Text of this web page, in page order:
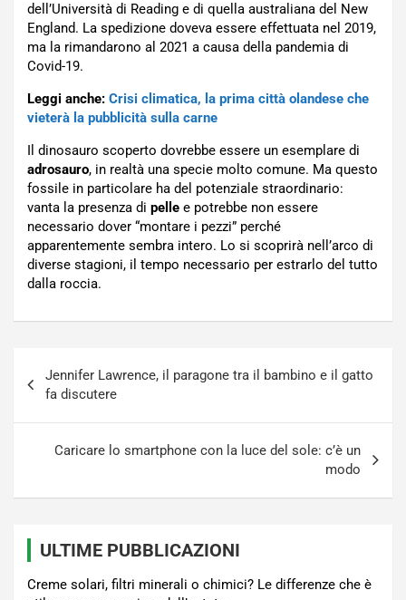
dell’Università di Reading e di quella australiana del New
England. La spedizione doveva essere effettuata nel 2019,
ma la rimandarono al 2021 a causa della pandemia di
Covid-19.
Leggi anche: Crisi climatica, la prima città olandese che
vieterà la pubblicità sulla carne
Il dinosauro scoperto dovrebbe essere un esemplare di
adrosauro, in realtà una specie molto comune. Ma questo
fossile in particolare ha del potenziale straordinario:
vanta la presenza di pelle e potrebbe non essere
necessario dover “montare i pezzi” perché
apparentemente sembra intero. Lo si scoprirà nell’arco di
diverse stagioni, il tempo necessario per estrarlo del tutto
dalla roccia.
articoli
Jennifer Lawrence, il paragone tra il bambino e il gatto
fa discutere
Caricare lo smartphone con la luce del sole: c’è un
modo
ULTIME PUBBLICAZIONI
Creme solari, filtri minerali o chimici? Le differenze che è